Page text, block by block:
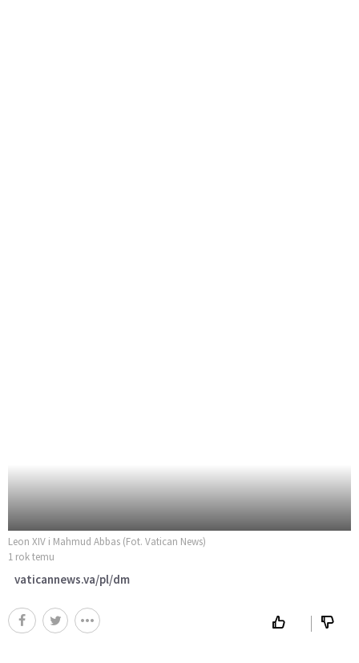
Leon XIV i Mahmud Abbas (Fot. Vatican News)
1 rok temu
vaticannews.va/pl/dm